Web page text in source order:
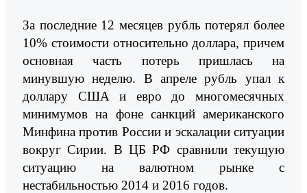
За последние 12 месяцев рубль потерял более
10% стоимости относительно доллара, причем
основная часть потерь пришлась на
минувшую неделю. В апреле рубль упал к
доллару США и евро до многомесячных
минимумов на фоне санкций американского
Минфина против России и эскалации ситуации
вокруг Сирии. В ЦБ РФ сравнили текущую
ситуацию на валютном рынке с
нестабильностью 2014 и 2016 годов.